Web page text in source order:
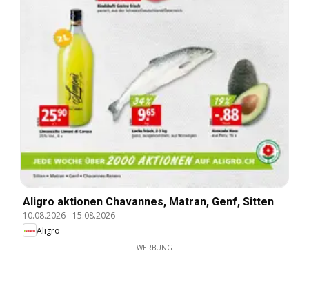
Aligro aktionen Chavannes, Matran, Genf, Sitten
10.08.2026- 15.08.2026
Aligro
WERBUNG